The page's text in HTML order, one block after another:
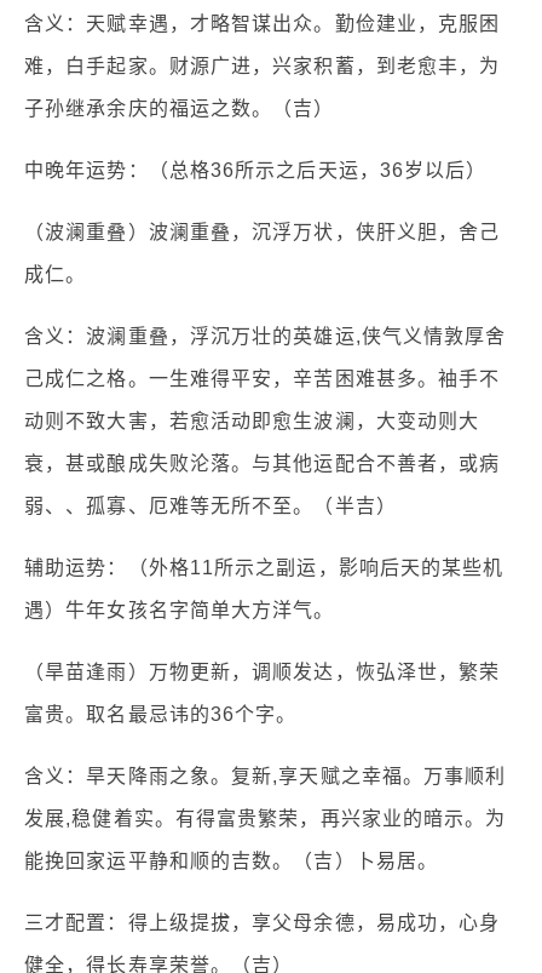
含义：天赋幸遇，才略智谋出众。勤俭建业，克服困
难，白手起家。财源广进，兴家积蓄，到老愈丰，为
子孙继承余庆的福运之数。（吉）
中晚年运势：（总格36所示之后天运，36岁以后）
（波澜重叠）波澜重叠，沉浮万状，侠肝义胆，舍己
成仁。
含义：波澜重叠，浮沉万壮的英雄运,侠气义情敦厚舍
己成仁之格。一生难得平安，辛苦困难甚多。袖手不
动则不致大害，若愈活动即愈生波澜，大变动则大
衰，甚或酿成失败沦落。与其他运配合不善者，或病
弱、、孤寡、厄难等无所不至。（半吉）
辅助运势：（外格11所示之副运，影响后天的某些机
遇）牛年女孩名字简单大方洋气。
（旱苗逢雨）万物更新，调顺发达，恢弘泽世，繁荣
富贵。取名最忌讳的36个字。
含义：旱天降雨之象。复新,享天赋之幸福。万事顺利
发展,稳健着实。有得富贵繁荣，再兴家业的暗示。为
能挽回家运平静和顺的吉数。（吉）卜易居。
三才配置：得上级提拔，享父母余德，易成功，心身
健全，得长寿享荣誉。（吉）